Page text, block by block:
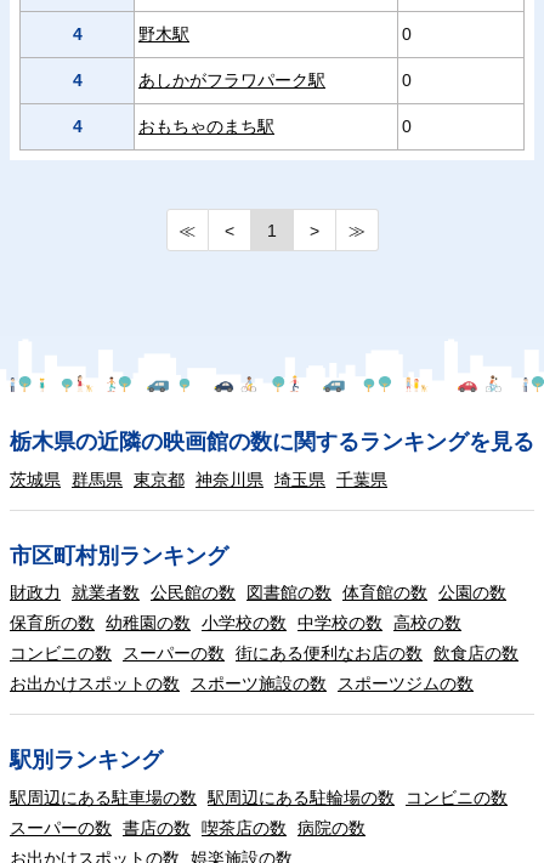
4 野木駅 0
4 あしかがフラワパーク駅 0
4 おもちゃのまち駅 0
≪ < 1 > ≫
栃木県の近隣の映画館の数に関するランキングを見る
茨城県 群馬県 東京都 神奈川県 埼玉県 千葉県
市区町村別ランキング
財政力 就業者数 公民館の数 図書館の数 体育館の数
公園の数
保育所の数
幼稚園の数 小学校の数 中学校の数
高校の数
コンビニの数
スーパーの数 街にある便利なお店の数
飲食店の数
お出かけスポットの数
スポーツ施設の数 スポーツジムの数
駅別ランキング
駅周辺にある駐車場の数 駅周辺にある駐輪場の数
コンビニの数
スーパーの数
書店の数 喫茶店の数
病院の数
お出かけスポットの数
娯楽施設の数